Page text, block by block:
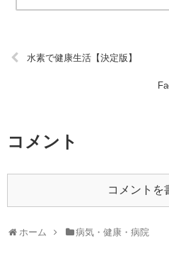
水素で健康生活【決定版】
コメント
コメントを
ホーム 病気・健康・病院